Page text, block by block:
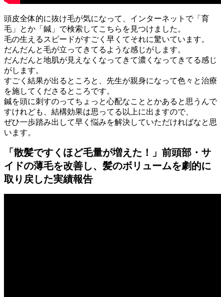
頭皮全体的に抜け毛が気になって、インターネットで「育
毛」とか「鍼」で検索してこちらを見つけました。
毛の生えるスピードがすごく早くてそれに驚いています。
だんだんと毛が立ってきてるような感じがします。
だんだんと地肌が見えなくなってきて濃くなってきてる感じ
がします。
すごく結果が出るところと、先生が親身になって色々と治療
を施してくださるところです。
鍼を頭に刺すのってちょっと心配なこととかあると思うんで
すけれども、結構効果は思ってる以上に出ますので、
ぜひ一歩踏み出して早く悩みを解決していただければなと思
います。
「散髪ですくほど毛量が増えた！」前頭部・サ
イドの薄毛を改善し、髪のボリュームを劇的に
取り戻した実績報告